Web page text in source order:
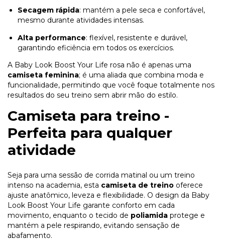
Secagem rápida: mantém a pele seca e confortável,
mesmo durante atividades intensas.
Alta performance: flexível, resistente e durável,
garantindo eficiência em todos os exercícios.
A Baby Look Boost Your Life rosa não é apenas uma
camiseta feminina; é uma aliada que combina moda e
funcionalidade, permitindo que você foque totalmente nos
resultados do seu treino sem abrir mão do estilo.
Camiseta para treino -
Perfeita para qualquer
atividade
Seja para uma sessão de corrida matinal ou um treino
intenso na academia, esta camiseta de treino oferece
ajuste anatômico, leveza e flexibilidade. O design da Baby
Look Boost Your Life garante conforto em cada
movimento, enquanto o tecido de poliamida protege e
mantém a pele respirando, evitando sensação de
abafamento.